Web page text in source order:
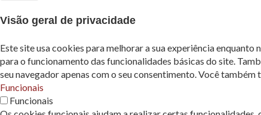
Visão geral de privacidade
Este site usa cookies para melhorar a sua experiência
para o funcionamento das funcionalidades básicas do site.
seu navegador apenas com o seu consentimento. Você
Funcionais
Funcionais